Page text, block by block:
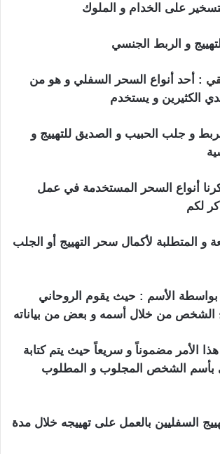
على الخدام و الملوك
و الربط الجنسي
: أحد أنواع السحر السفلي و هو من
الكثيرين و يستخدم
و جلب الحبيب و الصديق للتهييج و
أنواع السحر المستخدمة في عمل
لكم
و المتطلبة لأكمال سحر التهييج أو الجلب
بواسطة الأسم : حيث يقوم الروحاني
الشخص من خلال أسمه و بعض من بياناته
الأمر مضموناً و سريعاً حيث يتم كتابة
بأسم الشخص المجلوب و المطلوب
السفليين بالعمل على تهييجه خلال مدة